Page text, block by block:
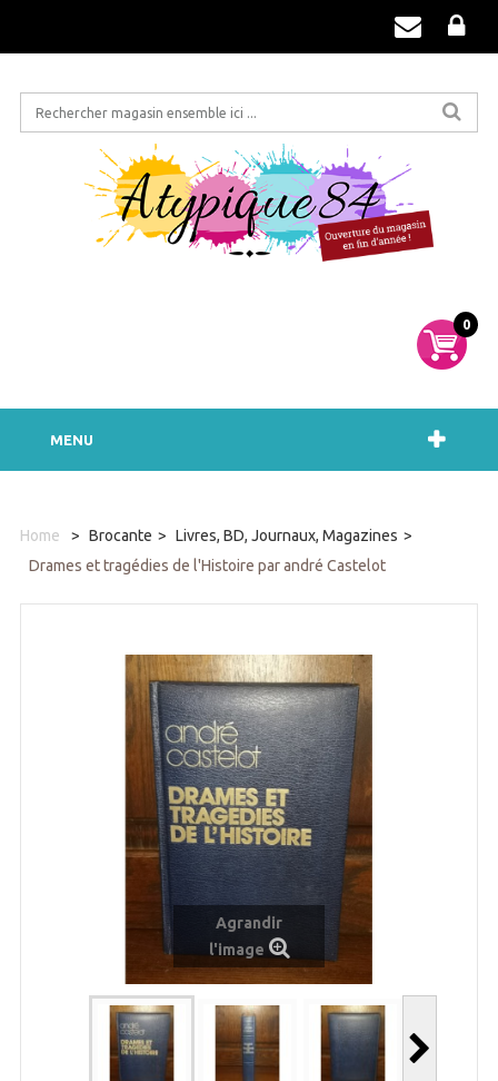
0
MENU
Home > Brocante > Livres, BD, Journaux, Magazines >
Drames et tragédies de l'Histoire par andré Castelot
Agrandir
l'image